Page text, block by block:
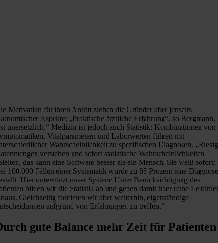
Motivation für ihren Antritt ziehen die Gründer aber jenseits
Aspekte: „Praktische ärztliche Erfahrung“, so Bergmann,
unersetzlich.“ Medizin ist jedoch auch Statistik: Kombinationen von
Vitalparametern und Laborwerten führen mit
Wahrscheinlichkeit zu spezifischen Diagnosen. „
verstehen und sofort statistische Wahrscheinlichkeiten
das kann eine Software besser als ein Mensch. Sie weiß sofort:
100.000 Fällen einer Systematik wurde zu 85 Prozent eine Diagnose
Hier unterstützt unser System: Unter Berücksichtigung des
bilden wir die Statistik ab und gehen damit über reine
Gleichzeitig forcieren wir aber weiterhin, eigenständige
aufgrund von Erfahrungen zu treffen.“
gute Balance mehr Zeit für Patienten